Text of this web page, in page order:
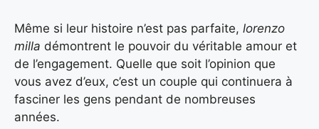
Même si leur histoire n’est pas parfaite, lorenzo
milla démontrent le pouvoir du véritable amour et
de l’engagement. Quelle que soit l’opinion que
vous avez d’eux, c’est un couple qui continuera à
fasciner les gens pendant de nombreuses
années.